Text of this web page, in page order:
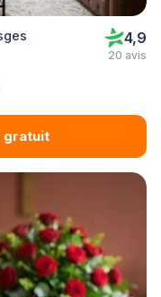
4,9
20 avis
gratuit